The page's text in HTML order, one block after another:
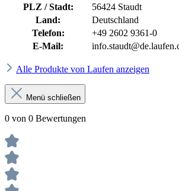
PLZ / Stadt:
56424 Staudt
Land:
Deutschland
Telefon:
+49 2602 9361-0
E-Mail:
Alle Produkte von Laufen anzeigen
Menü schließen
0 von 0 Bewertungen